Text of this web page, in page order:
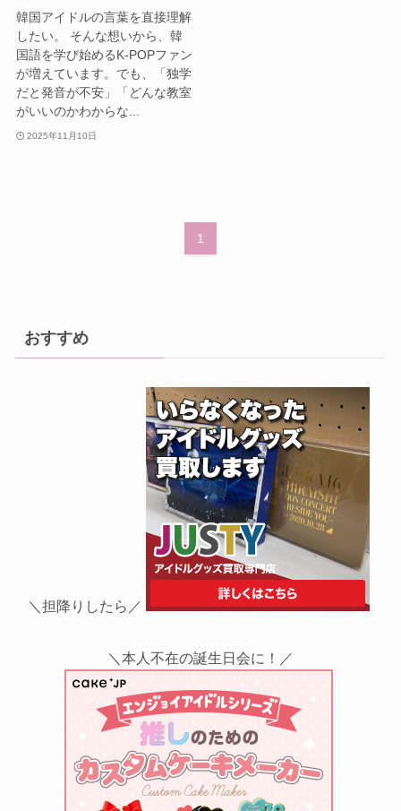
韓国アイドルの言葉を直接理解
したい。 そんな想いから、韓
国語を学び始めるK-POPファン
が増えています。でも、「独学
だと発音が不安」「どんな教室
がいいのかわからな...
2025年11月10日
1
おすすめ
＼担降りしたら／
＼本人不在の誕生日会に！／